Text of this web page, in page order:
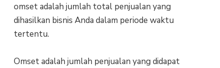
omset adalah jumlah total penjualan yang
dihasilkan bisnis Anda dalam periode waktu
tertentu.
Omset adalah jumlah penjualan yang didapat